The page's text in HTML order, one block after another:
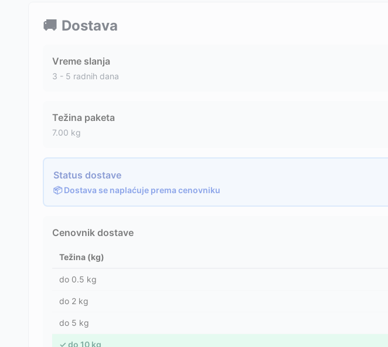
🚚 Dostava
Vreme slanja
3 - 5 radnih dana
Težina paketa
7.00 kg
Status dostave
📦 Dostava se naplaćuje prema cenovniku
Cenovnik dostave
Težina (kg)
do 0.5 kg
do 2 kg
do 5 kg
✓ do 10 kg